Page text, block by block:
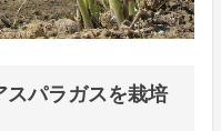
スパラガスを栽培